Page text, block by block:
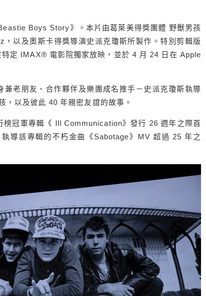
Boys Story》。本片由葛萊美得獎團體 野獸男孩
以及奧斯卡得獎導演史派克瓊斯所製作。特別剪輯版
定 IMAX® 電影院獨家放映，並於 4 月 24 日在 Apple
老朋友、合作夥伴及樂團成名推手－史派克瓊斯執導
，以及彼此 40 年親密友誼的故事。
冠軍專輯《 Ill Communication》發行 26 週年之際首
導該專輯的不朽金曲《Sabotage》MV 超過 25 年之